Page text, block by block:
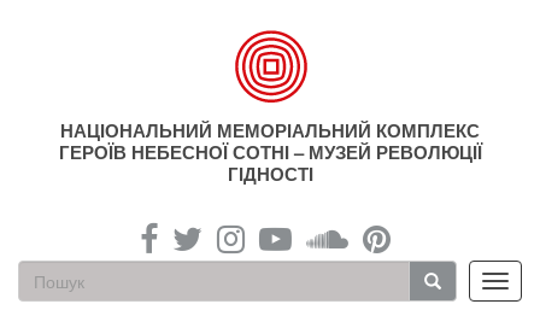
НАЦІОНАЛЬНИЙ МЕМОРІАЛЬНИЙ КОМПЛЕКС
ГЕРОЇВ НЕБЕСНОЇ СОТНІ – МУЗЕЙ РЕВОЛЮЦІЇ
ГІДНОСТІ
Пошукова